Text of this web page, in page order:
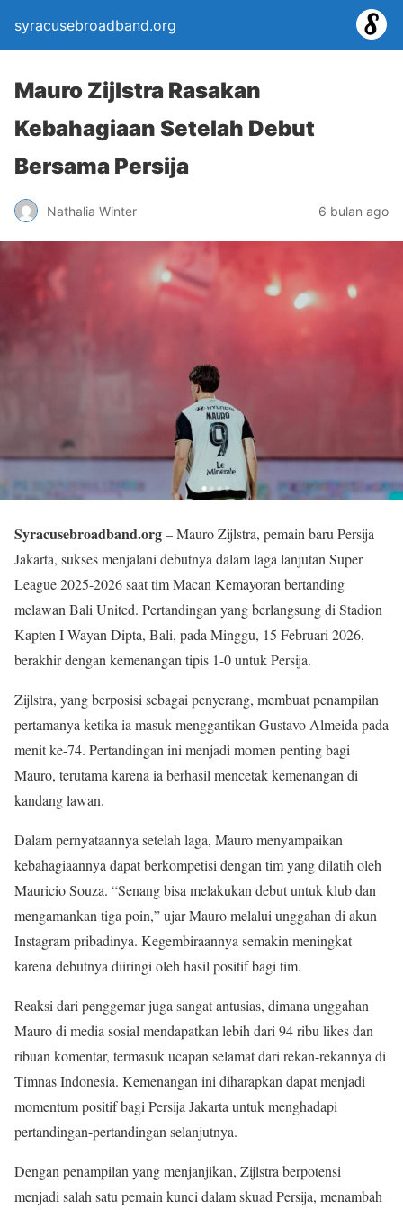
syracusebroadband.org
Mauro Zijlstra Rasakan
Kebahagiaan Setelah Debut
Bersama Persija
Nathalia Winter 6 bulan ago
Syracusebroadband.org– Mauro Zijlstra, pemain baru Persija
Jakarta, sukses menjalani debutnya dalam laga lanjutan Super
League 2025-2026 saat tim Macan Kemayoran bertanding
melawan Bali United. Pertandingan yang berlangsung di Stadion
Kapten I Wayan Dipta, Bali, pada Minggu, 15 Februari 2026,
berakhir dengan kemenangan tipis 1-0 untuk Persija.
Zijlstra, yang berposisi sebagai penyerang, membuat penampilan
pertamanya ketika ia masuk menggantikan Gustavo Almeida pada
menit ke-74. Pertandingan ini menjadi momen penting bagi
Mauro, terutama karena ia berhasil mencetak kemenangan di
kandang lawan.
Dalam pernyataannya setelah laga, Mauro menyampaikan
kebahagiaannya dapat berkompetisi dengan tim yang dilatih oleh
Mauricio Souza. “Senang bisa melakukan debut untuk klub dan
mengamankan tiga poin,” ujar Mauro melalui unggahan di akun
Instagram pribadinya. Kegembiraannya semakin meningkat
karena debutnya diiringi oleh hasil positif bagi tim.
Reaksi dari penggemar juga sangat antusias, dimana unggahan
Mauro di media sosial mendapatkan lebih dari 94 ribu likes dan
ribuan komentar, termasuk ucapan selamat dari rekan-rekannya di
Timnas Indonesia. Kemenangan ini diharapkan dapat menjadi
momentum positif bagi Persija Jakarta untuk menghadapi
pertandingan-pertandingan selanjutnya.
Dengan penampilan yang menjanjikan, Zijlstra berpotensi
menjadi salah satu pemain kunci dalam skuad Persija, menambah